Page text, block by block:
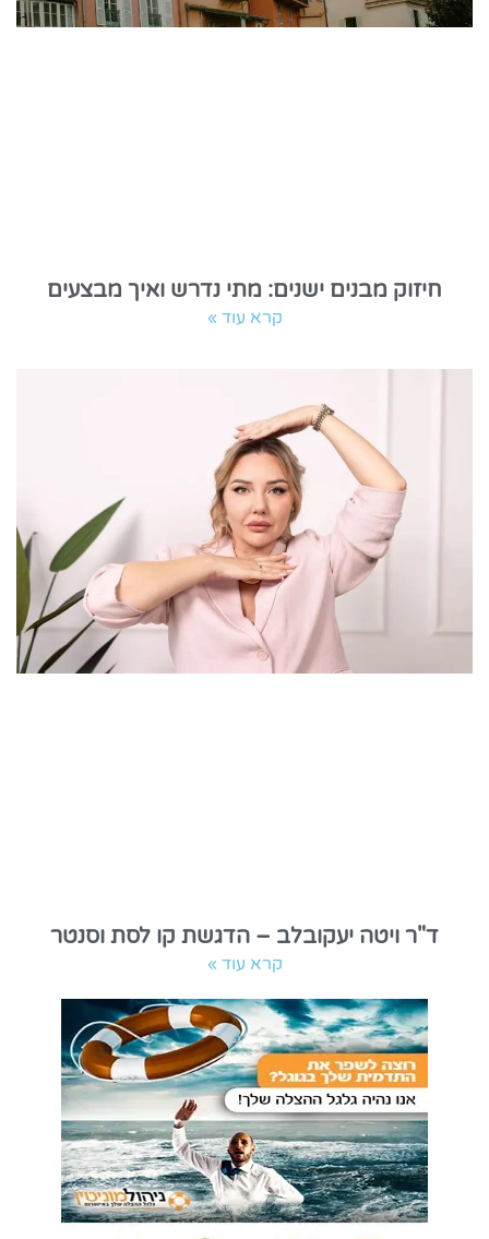
חיזוק מבנים ישנים: מתי נדרש ואיך מבצעים
קרא עוד »
ד"ר ויטה יעקובלב – הדגשת קו לסת וסנטר
קרא עוד »